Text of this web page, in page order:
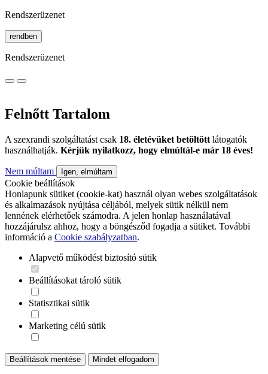
Rendszerüzenet
rendben
Rendszerüzenet
Felnőtt Tartalom
A szexrandi szolgáltatást csak 18. életévüket betöltött látogatók
használhatják. Kérjük nyilatkozz, hogy elmúltál-e már 18 éves!
Nem múltam Igen, elmúltam
Cookie beállítások
Honlapunk sütiket (cookie-kat) használ olyan webes szolgáltatások
és alkalmazások nyújtása céljából, melyek sütik nélkül nem
lennének elérhetőek számodra. A jelen honlap használatával
hozzájárulsz ahhoz, hogy a böngésződ fogadja a sütiket. További
információ a Cookie szabályzatban.
Alapvető működést biztosító sütik
Beállításokat tároló sütik
Statisztikai sütik
Marketing célú sütik
Beállítások mentése Mindet elfogadom